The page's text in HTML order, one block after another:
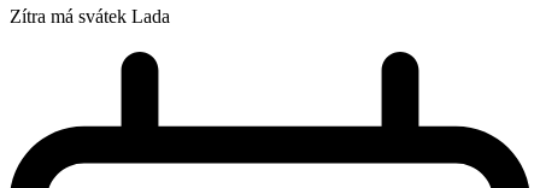
Zítra má svátek Lada